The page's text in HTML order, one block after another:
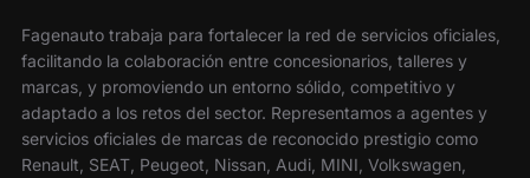
Fagenauto trabaja para fortalecer la red de servicios oficiales,
facilitando la colaboración entre concesionarios, talleres y
marcas, y promoviendo un entorno sólido, competitivo y
adaptado a los retos del sector. Representamos a agentes y
servicios oficiales de marcas de reconocido prestigio como
Renault, SEAT, Peugeot, Nissan, Audi, MINI, Volkswagen,